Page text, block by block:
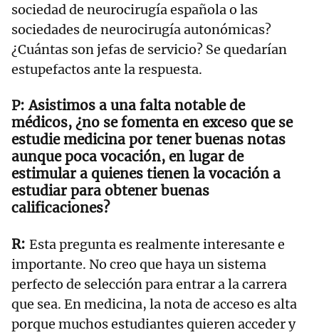
sociedad de neurocirugía española o las
sociedades de neurocirugía autonómicas?
¿Cuántas son jefas de servicio? Se quedarían
estupefactos ante la respuesta.
Asistimos a una falta notable de
médicos, ¿no se fomenta en exceso que se
estudie medicina por tener buenas notas
aunque poca vocación, en lugar de
estimular a quienes tienen la vocación a
estudiar para obtener buenas
calificaciones?
Esta pregunta es realmente interesante e
importante. No creo que haya un sistema
perfecto de selección para entrar a la carrera
que sea. En medicina, la nota de acceso es alta
porque muchos estudiantes quieren acceder y